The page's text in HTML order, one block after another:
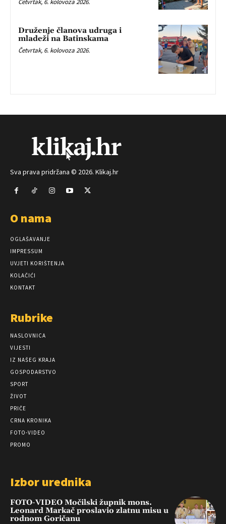
Druženje članova udruga i
mladeži na Batinskama
Četvrtak, 6. kolovoza 2026.
Sva prava pridržana © 2026. Klikaj.hr
O nama
OGLAŠAVANJE
IMPRESSUM
UVJETI KORIŠTENJA
KOLAČIĆI
KONTAKT
Rubrike
NASLOVNICA
VIJESTI
IZ NAŠEG KRAJA
GOSPODARSTVO
SPORT
ŽIVOT
PRIČE
CRNA KRONIKA
FOTO-VIDEO
PROMO
Izbor urednika
FOTO-VIDEO Močilski župnik mons.
Leonard Markač proslavio zlatnu misu u
rodnom Goričanu